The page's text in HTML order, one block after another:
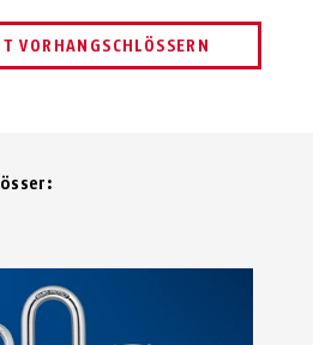
VORHANGSCHLÖSSERN